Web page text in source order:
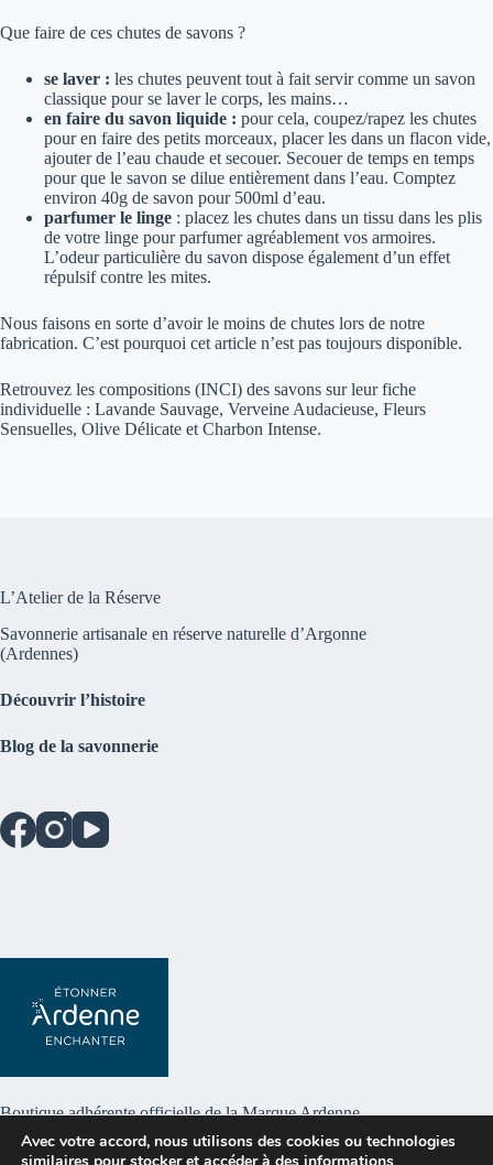
Que faire de ces chutes de savons ?
se laver : les chutes peuvent tout à fait servir comme un savon
classique pour se laver le corps, les mains…
en faire du savon liquide : pour cela, coupez/rapez les chutes
pour en faire des petits morceaux, placer les dans un flacon vide,
ajouter de l’eau chaude et secouer. Secouer de temps en temps
pour que le savon se dilue entièrement dans l’eau. Comptez
environ 40g de savon pour 500ml d’eau.
parfumer le linge : placez les chutes dans un tissu dans les plis
de votre linge pour parfumer agréablement vos armoires.
L’odeur particulière du savon dispose également d’un effet
répulsif contre les mites.
Nous faisons en sorte d’avoir le moins de chutes lors de notre
fabrication. C’est pourquoi cet article n’est pas toujours disponible.
Retrouvez les compositions (INCI) des savons sur leur fiche
individuelle : Lavande Sauvage, Verveine Audacieuse, Fleurs
Sensuelles, Olive Délicate et Charbon Intense.
L’Atelier de la Réserve
Savonnerie artisanale en réserve naturelle d’Argonne
(Ardennes)
Découvrir l’histoire
Blog de la savonnerie
Boutique adhérente officielle de laMarque Ardenne
Avec votre accord, nous utilisons des cookies ou technologies